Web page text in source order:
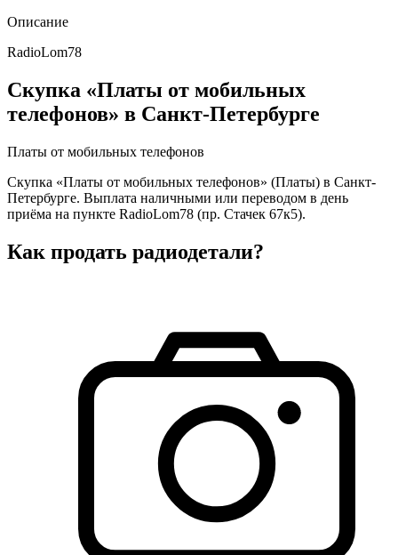
Описание
RadioLom78
Скупка «Платы от мобильных
телефонов» в Санкт-Петербурге
Платы от мобильных телефонов
Скупка «Платы от мобильных телефонов» (Платы) в Санкт-
Петербурге. Выплата наличными или переводом в день
приёма на пункте RadioLom78 (пр. Стачек 67к5).
Как продать радиодетали?